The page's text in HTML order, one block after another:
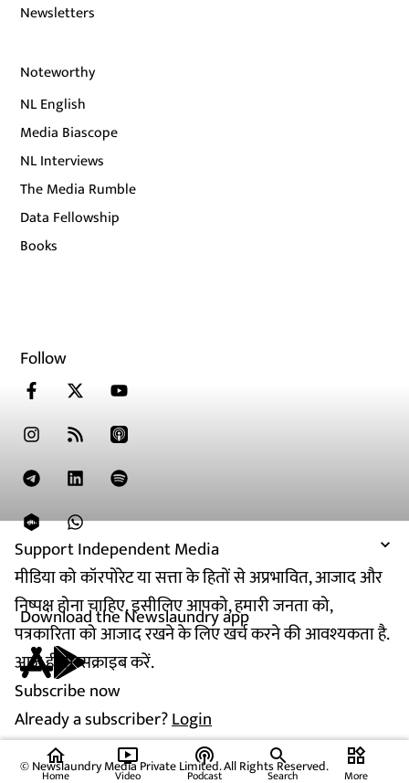
Support Independent Media
मीडिया को कॉरपोरेट या सत्ता के हितों से अप्रभावित, आजाद और
निष्पक्ष होना चाहिए. इसीलिए आपको, हमारी जनता को,
पत्रकारिता को आजाद रखने के लिए खर्च करने की आवश्यकता है.
आज ही सब्सक्राइब करें.
Subscribe now
Already a subscriber?Login
Newsletters
Noteworthy
NL English
Media Biascope
NL Interviews
The Media Rumble
Data Fellowship
Books
Follow
Download the Newslaundry app
© Newslaundry Media Private Limited. All Rights Reserved.
home
Home
ondemand_video
Video
podcasts
Podcast Search
widgets
More